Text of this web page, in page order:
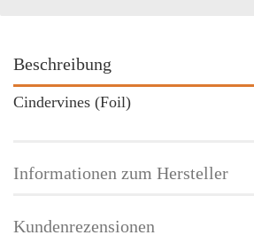
Beschreibung
Cindervines (Foil)
Informationen zum Hersteller
Kundenrezensionen